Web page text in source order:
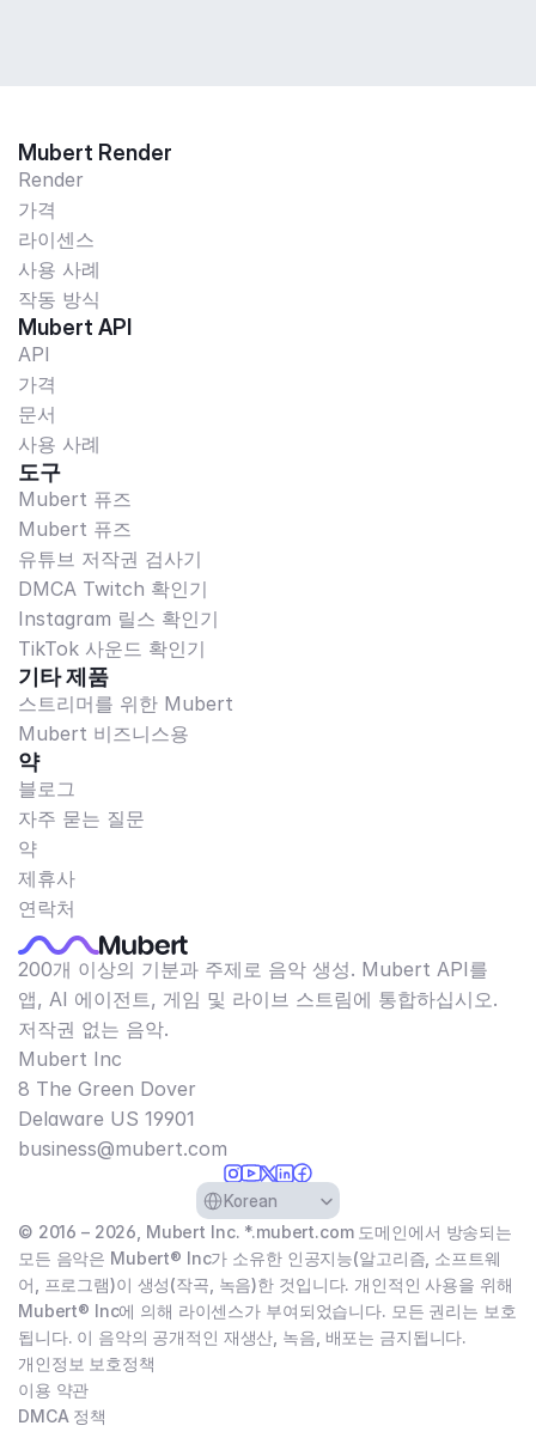
Mubert Render
Render
가격
라이센스
사용 사례
작동 방식
Mubert API
API
가격
문서
사용 사례
도구
Mubert 퓨즈
Mubert 퓨즈
유튜브 저작권 검사기
DMCA Twitch 확인기
Instagram 릴스 확인기
TikTok 사운드 확인기
기타 제품
스트리머를 위한 Mubert
Mubert 비즈니스용
약
블로그
자주 묻는 질문
약
제휴사
연락처
200개 이상의 기분과 주제로 음악 생성. Mubert API를
앱, AI 에이전트, 게임 및 라이브 스트림에 통합하십시오.
저작권 없는 음악.
Mubert Inc
8 The Green Dover
Delaware US 19901​
business@mubert.com
Select Language
Korean
© 2016 – 2026, Mubert Inc. *.mubert.com 도메인에서 방송되는
모든 음악은 Mubert® Inc가 소유한 인공지능(알고리즘, 소프트웨
어, 프로그램)이 생성(작곡, 녹음)한 것입니다. 개인적인 사용을 위해
Mubert® Inc에 의해 라이센스가 부여되었습니다. 모든 권리는 보호
됩니다. 이 음악의 공개적인 재생산, 녹음, 배포는 금지됩니다.
개인정보 보호정책
이용 약관
DMCA 정책